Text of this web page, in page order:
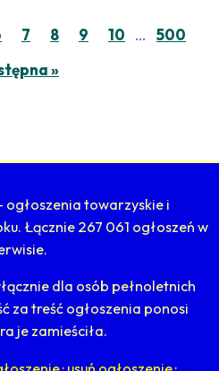
7 8 9 10 …
500
»
ogłoszenia towarzyskie i
Łącznie 267 061 ogłoszeń w
dla osób pełnoletnich
za treść ogłoszenia ponosi
je zamieściła.